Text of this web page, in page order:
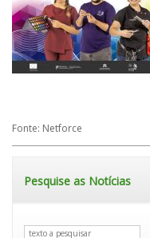
Fonte: Netforce
Pesquise as Notícias